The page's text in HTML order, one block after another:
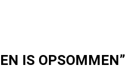
IS OPSOMMEN”